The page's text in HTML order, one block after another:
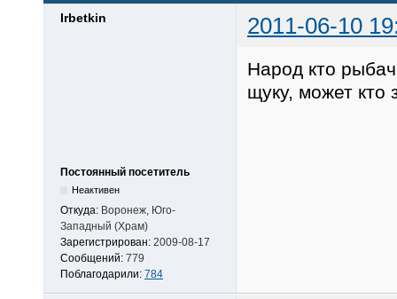
Irbetkin 2011-06-10
Постоянный посетитель
Неактивен
Откуда: Воронеж, Юго-
Западный (Храм)
Зарегистрирован: 2009-08-17
Сообщений: 779
Поблагодарили: 784
Народ кто
щуку, может кто